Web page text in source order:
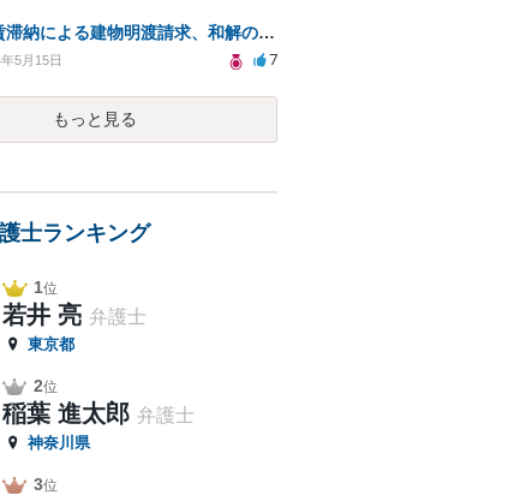
家賃滞納による建物明渡請求、和解の可能性と対策
5月15日 7
もっと見る
士ランキング
1位
若井 亮 弁護士
東京都
2位
稲葉 進太郎 弁護士
神奈川県
3位